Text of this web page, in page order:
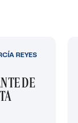
DE
REYES